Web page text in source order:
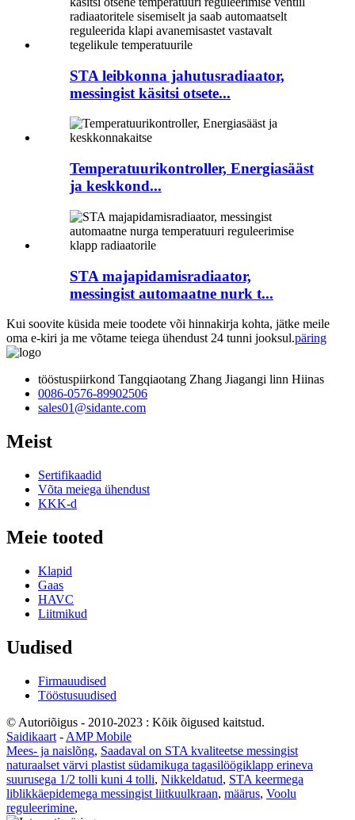
STA leibkonna jahutusradiaator,
messingist käsitsi otsete...
Temperatuurikontroller, Energiasääst
ja keskkond...
STA majapidamisradiaator,
messingist automaatne nurk t...
Kui soovite küsida meie toodete või hinnakirja kohta, jätke meile
oma e-kiri ja me võtame teiega ühendust 24 tunni jooksul.päring
tööstuspiirkond Tangqiaotang Zhang Jiagangi linn Hiinas
0086-0576-89902506
sales01@sidante.com
Meist
Sertifikaadid
Võta meiega ühendust
KKK-d
Meie tooted
Klapid
Gaas
HAVC
Liitmikud
Uudised
Firmauudised
Tööstusuudised
© Autoriõigus - 2010-2023 : Kõik õigused kaitstud.
Saidikaart - AMP Mobile
Mees- ja naislõng, Saadaval on STA kvaliteetse messingist
naturaalset värvi plastist südamikuga tagasilöögiklapp erineva
suurusega 1/2 tolli kuni 4 tolli, Nikkeldatud, STA keermega
liblikkäepidemega messingist liitkuulkraan, määrus, Voolu
reguleerimine,